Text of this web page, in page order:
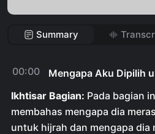
Summary
00:00
Mengapa Aku Dipilih
Ikhtisar Bagian: Pada bagian
membahas mengapa dia
untuk hijrah dan mengapa dia